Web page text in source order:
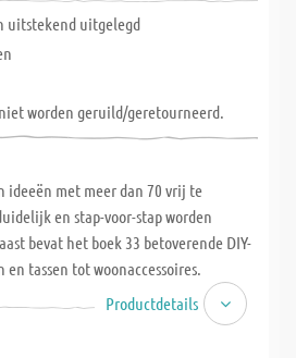
uitstekend uitgelegd
worden geruild/geretourneerd.
met meer dan 70 vrij te
en stap-voor-stap worden
bevat het boek 33 betoverende DIY-
tassen tot woonaccessoires.
Boeken zijn Duitstalig en kunnen
Productdetails